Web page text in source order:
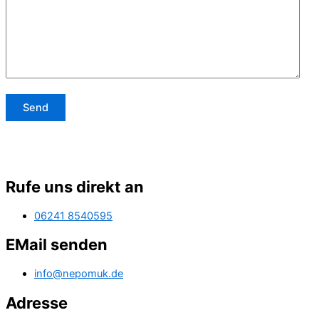
Rufe uns direkt an
06241 8540595
EMail senden
info@nepomuk.de
Adresse